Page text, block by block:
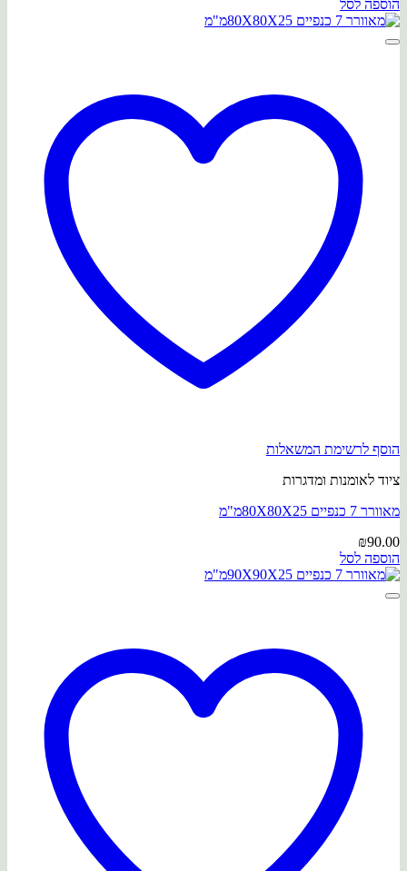
הוספה לסל
הוסף לרשימת המשאלות
ציוד לאומנות ומדגרות
מאוורר 7 כנפיים 80X80X25מ"מ
₪90.00
הוספה לסל